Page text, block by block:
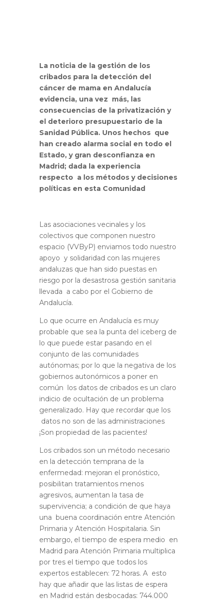
La noticia de la gestión de los
cribados para la detección del
cáncer de mama en Andalucía
evidencia, una vez más, las
consecuencias de la privatización y
el deterioro presupuestario de la
Sanidad Pública. Unos hechos que
han creado alarma social en todo el
Estado, y gran desconfianza en
Madrid; dada la experiencia
respecto a los métodos y decisiones
políticas en esta Comunidad
Las asociaciones vecinales y los
colectivos que componen nuestro
espacio (VVByP) enviamos todo nuestro
apoyo y solidaridad con las mujeres
andaluzas que han sido puestas en
riesgo por la desastrosa gestión sanitaria
llevada a cabo por el Gobierno de
Andalucía.
Lo que ocurre en Andalucía es muy
probable que sea la punta del iceberg de
lo que puede estar pasando en el
conjunto de las comunidades
autónomas; por lo que la negativa de los
gobiernos autonómicos a poner en
común los datos de cribados es un claro
indicio de ocultación de un problema
generalizado. Hay que recordar que los
datos no son de las administraciones
¡Son propiedad de las pacientes!
Los cribados son un método necesario
en la detección temprana de la
enfermedad: mejoran el pronóstico,
posibilitan tratamientos menos
agresivos, aumentan la tasa de
supervivencia; a condición de que haya
una buena coordinación entre Atención
Primaria y Atención Hospitalaria. Sin
embargo, el tiempo de espera medio en
Madrid para Atención Primaria multiplica
por tres el tiempo que todos los
expertos establecen: 72 horas. A esto
hay que añadir que las listas de espera
en Madrid están desbocadas: 744.000